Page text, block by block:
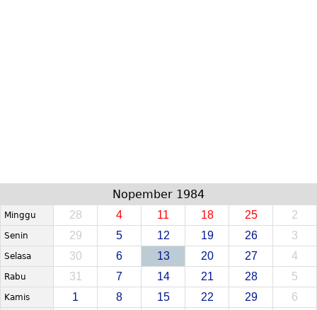
Nopember 1984
Minggu 28 4 11 18 25 2
Senin 29 5 12 19 26 3
Selasa 30 6 13 20 27 4
Rabu 31 7 14 21 28 5
Kamis 1 8 15 22 29 6